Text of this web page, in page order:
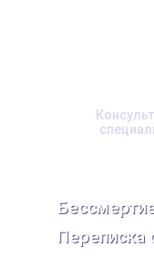
Переписка